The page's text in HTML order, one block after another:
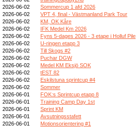
2026-06-02
Sommercup 1 afd 2026
2026-06-02
VPT 4, final - Västmanland Park Tour
2026-06-02
KM, OK Kåre
2026-06-02
IFK Medel Km 2026
2026-06-02
Fyns 5-dages 2026 - 3 etape i Holluf Pile
2026-06-02
U-ringen etapp 3
2026-06-02
Till Skogs #2
2026-06-02
Puchar DGW
2026-06-02
Medel KM Eksjö SOK
2026-06-02
tEST 82
2026-06-02
Eskilstuna sprintcup #4
2026-06-02
Sommer
2026-06-01
FOK:s Sprintcup etapp 8
2026-06-01
Training Camp Day 1st
2026-06-01
Sprint KM
2026-06-01
Avsutningsstafett
2026-06-01
Motionsorientering #1